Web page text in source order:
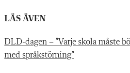
LÄS ÄVEN
DLD-dagen – ”Varje skola måste
med språkstörning”